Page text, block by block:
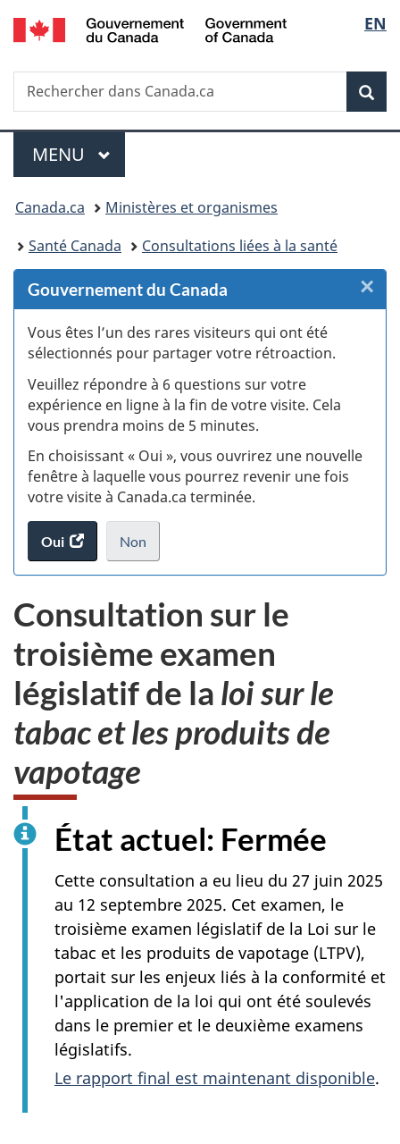
Passer
au
des
Passer
au
principal
Passer
à
Au
du
Passer
à
version
simplifiée
de
la
EN
Recherche
Rechercher
dans
Menu
MENU PRINCIPAL
Vous
êtes
ici :
Canada.ca
Ministères et organismes
Santé Canada
Consultations liées à la santé
Gouvernement du Canada
Vous êtes l’un des rares visiteurs qui ont été
sélectionnés pour partager votre rétroaction.
Veuillez répondre à 6 questions sur votre
expérience en ligne à la fin de votre visite. Cela
vous prendra moins de 5 minutes.
En choisissant « Oui », vous ouvrirez une nouvelle
fenêtre à laquelle vous pourrez revenir une fois
votre visite à Canada.ca terminée.
Oui
accéder
au
Non
je
veux
pas
au
sondage
du
site
web,
.
×
Consultation sur le
troisième examen
législatif de la loi sur le
tabac et les produits de
vapotage
État actuel: Fermée
Cette consultation a eu lieu du 27 juin 2025
au 12 septembre 2025. Cet examen, le
troisième examen législatif de la Loi sur le
tabac et les produits de vapotage (LTPV),
portait sur les enjeux liés à la conformité et
l'application de la loi qui ont été soulevés
dans le premier et le deuxième examens
législatifs.
Le rapport final est maintenant disponible.